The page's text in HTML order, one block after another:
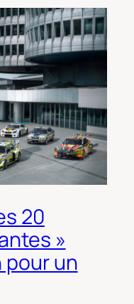
20
»
pour un